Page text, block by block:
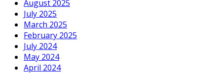
August 2025
July 2025
March 2025
February 2025
July 2024
May 2024
April 2024